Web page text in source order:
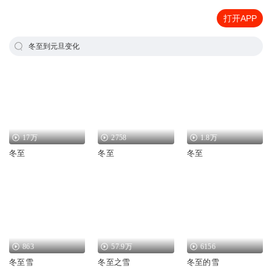
打开APP
冬至到元旦变化
17万
冬至
2758
冬至
1.8万
冬至
863
冬至雪
57.9万
冬至之雪
6156
冬至的雪